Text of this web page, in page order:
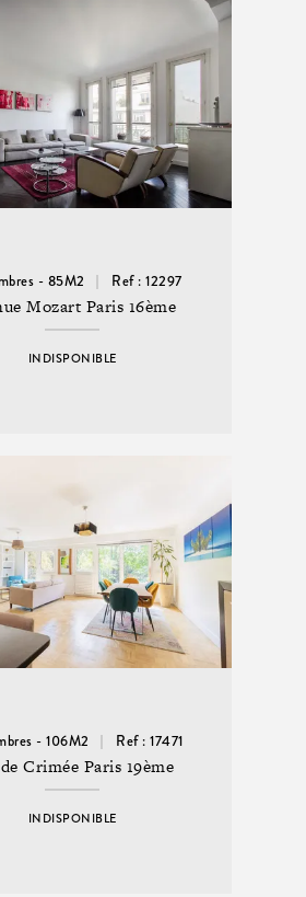
- 85M2 Ref : 12297
Mozart Paris 16ème
INDISPONIBLE
- 106M2 Ref : 17471
Crimée Paris 19ème
INDISPONIBLE